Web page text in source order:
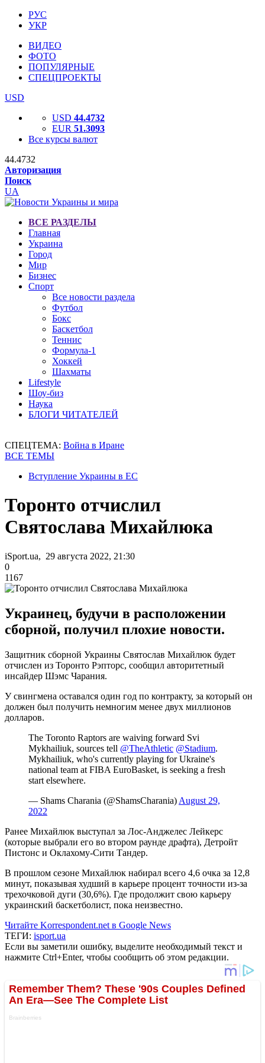
РУС
УКР
ВИДЕО
ФОТО
ПОПУЛЯРНЫЕ
СПЕЦПРОЕКТЫ
USD
USD 44.4732
EUR 51.3093
Все курсы валют
44.4732
Авторизация
Поиск
UA
ВСЕ РАЗДЕЛЫ
Главная
Украина
Город
Мир
Бизнес
Спорт
Все новости раздела
Футбол
Бокс
Баскетбол
Теннис
Формула-1
Хоккей
Шахматы
Lifestyle
Шоу-биз
Наука
БЛОГИ ЧИТАТЕЛЕЙ
СПЕЦТЕМА: Война в Иране
ВСЕ ТЕМЫ
Вступление Украины в ЕС
Торонто отчислил
Святослава Михайлюка
iSport.ua, 29 августа 2022, 21:30
0
1167
Украинец, будучи в расположении
сборной, получил плохие новости.
Защитник сборной Украины Святослав Михайлюк будет
отчислен из Торонто Рэпторс, сообщил авторитетный
инсайдер Шэмс Чарания.
У свингмена оставался один год по контракту, за который он
должен был получить немногим менее двух миллионов
долларов.
The Toronto Raptors are waiving forward Svi
Mykhailiuk, sources tell @TheAthletic @Stadium.
Mykhailiuk, who's currently playing for Ukraine's
national team at FIBA EuroBasket, is seeking a fresh
start elsewhere.
— Shams Charania (@ShamsCharania) August 29,
2022
Ранее Михайлюк выступал за Лос-Анджелес Лейкерс
(которые выбрали его во втором раунде драфта), Детройт
Пистонс и Оклахому-Сити Тандер.
В прошлом сезоне Михайлюк набирал всего 4,6 очка за 12,8
минут, показывая худший в карьере процент точности из-за
трехочковой дуги (30,6%). Где продолжит свою карьеру
украинский баскетболист, пока неизвестно.
Читайте Korrespondent.net в Google News
ТЕГИ: isport.ua
Если вы заметили ошибку, выделите необходимый текст и
нажмите Ctrl+Enter, чтобы сообщить об этом редакции.